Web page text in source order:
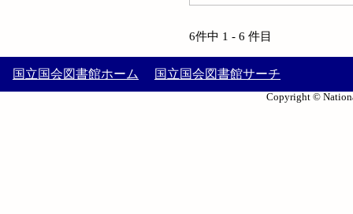
6件中 1 - 6 件目
国立国会図書館ホーム 国立国会図書館サーチ
Copyright ©